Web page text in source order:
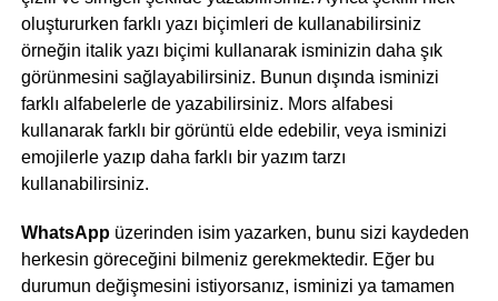
oluştururken farklı yazı biçimleri de kullanabilirsiniz
örneğin italik yazı biçimi kullanarak isminizin daha şık
görünmesini sağlayabilirsiniz. Bunun dışında isminizi
farklı alfabelerle de yazabilirsiniz. Mors alfabesi
kullanarak farklı bir görüntü elde edebilir, veya isminizi
emojilerle yazıp daha farklı bir yazım tarzı
kullanabilirsiniz.
WhatsAppüzerinden isim yazarken, bunu sizi kaydeden
herkesin göreceğini bilmeniz gerekmektedir. Eğer bu
durumun değişmesini istiyorsanız, isminizi ya tamamen